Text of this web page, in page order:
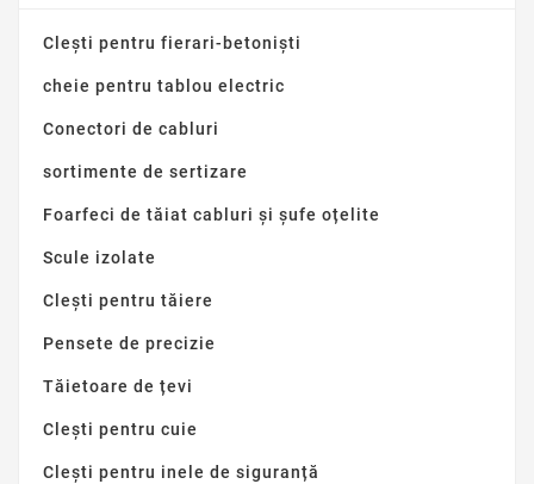
Clești pentru fierari-betoniști
cheie pentru tablou electric
Conectori de cabluri
sortimente de sertizare
Foarfeci de tăiat cabluri și șufe oțelite
Scule izolate
Clești pentru tăiere
Pensete de precizie
Tăietoare de țevi
Clești pentru cuie
Clești pentru inele de siguranță